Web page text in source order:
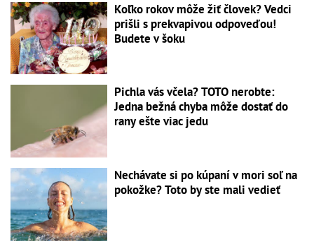
Koľko rokov môže žiť človek? Vedci
prišli s prekvapivou odpoveďou!
Budete v šoku
Pichla vás včela? TOTO nerobte:
Jedna bežná chyba môže dostať do
rany ešte viac jedu
Nechávate si po kúpaní v mori soľ na
pokožke? Toto by ste mali vedieť